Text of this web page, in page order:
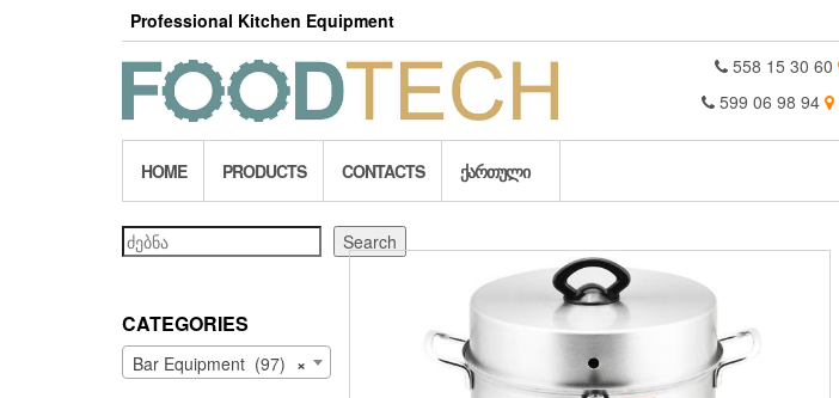
Professional Kitchen Equipment
558 15 30 60
599 06 98 94
HOME PRODUCTS CONTACTS ᲥᲐᲠᲗᲣᲚᲘ
Search Search
CATEGORIES
×
Bar Equipment (97)